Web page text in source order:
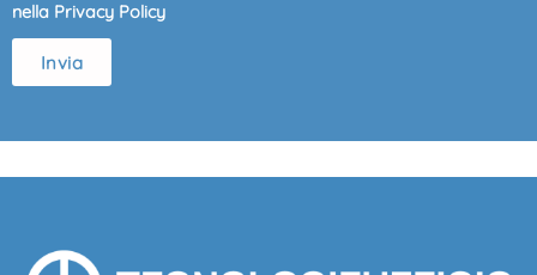
nella Privacy Policy
Invia